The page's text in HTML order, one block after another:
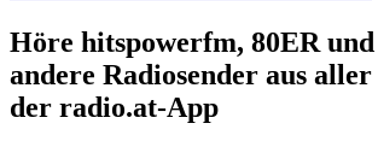
Höre hitspowerfm, 80ER
andere Radiosender aus
der radio.at-App